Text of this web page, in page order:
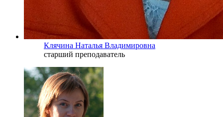
Клячина Наталья Владимировна
старший преподаватель